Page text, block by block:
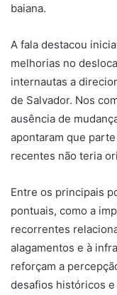
baiana.
A fala destacou
melhorias no
internautas a
de Salvador. Nos
ausência de
apontaram que
recentes não teria
Entre os principais
pontuais, como a
recorrentes
alagamentos e à
reforçam a
desafios históricos